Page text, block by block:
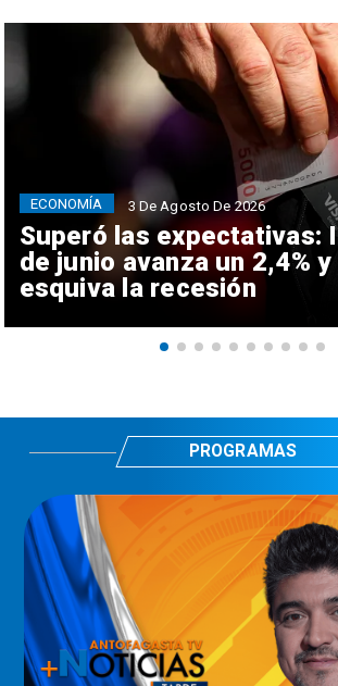
Superó las expectativas:
de junio avanza un 2,4% y
esquiva la recesión
ECONOMÍA 3 De Agosto De 2026
PROGRAMAS